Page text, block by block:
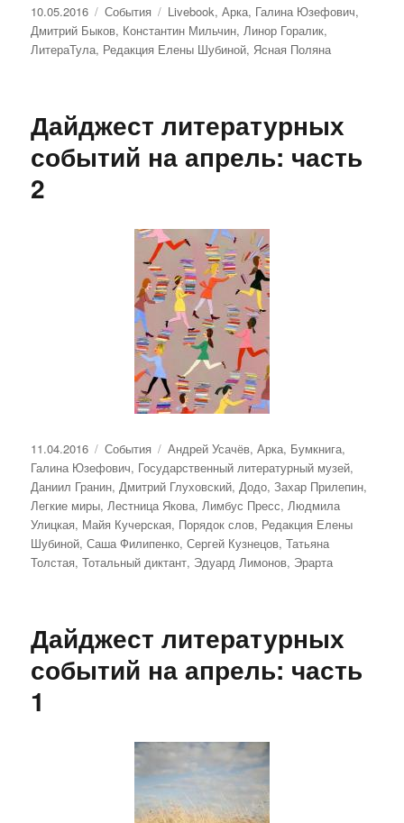
Опубликовано
10.05.2016 Рубрики
События Метки
Livebook,Арка, Галина Юзефович,
Дмитрий Быков, Константин Мильчин, Линор Горалик,
ЛитераТула, Редакция Елены Шубиной, Ясная Поляна
Дайджест литературных
событий на апрель: часть
2
Опубликовано
11.04.2016 Рубрики
События Метки
Андрей Усачёв,Арка, Бумкнига,
Галина Юзефович, Государственный литературный музей,
Даниил Гранин, Дмитрий Глуховский, Додо,Захар Прилепин,
Легкие миры, Лестница Якова, Лимбус Пресс, Людмила
Улицкая, Майя Кучерская, Порядок слов, Редакция Елены
Шубиной,Саша Филипенко,Сергей Кузнецов,Татьяна
Толстая,Тотальный диктант, Эдуард Лимонов, Эрарта
Дайджест литературных
событий на апрель: часть
1